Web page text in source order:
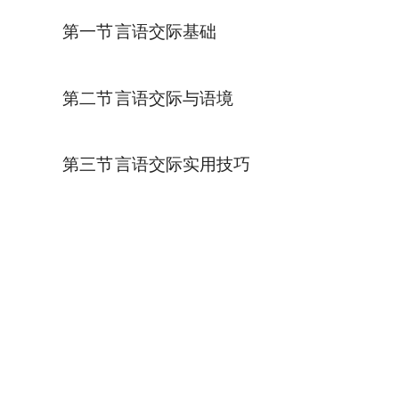
第一节言语交际基础
第二节言语交际与语境
第三节言语交际实用技巧